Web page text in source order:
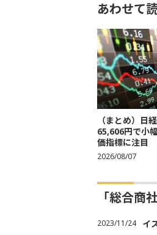
あわせて
（まとめ）日
65,606円で小
価指標に注目
2026/08/07
「総合商
2023/11/24 イ